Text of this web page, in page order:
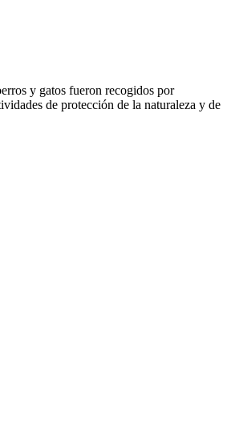
y gatos fueron recogidos por
de protección de la naturaleza y de